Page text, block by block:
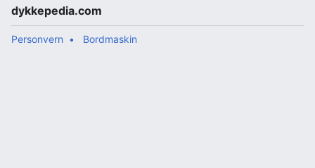
dykkepedia.com
Personvern Bordmaskin